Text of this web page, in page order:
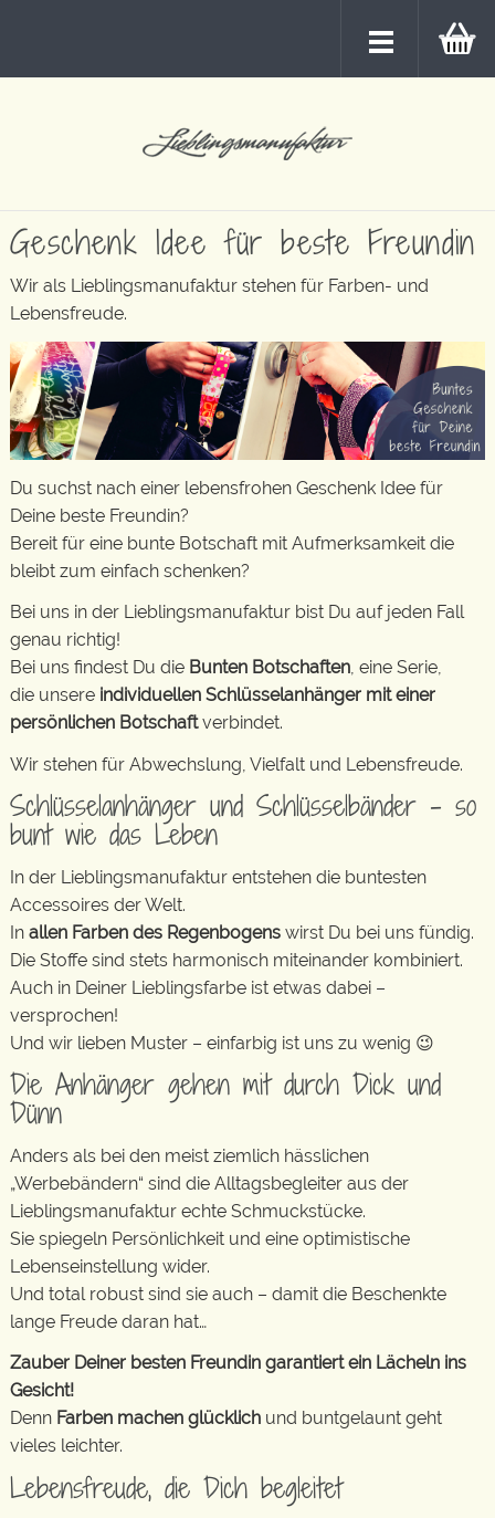
Geschenk Idee für beste Freundin
Wir als Lieblingsmanufaktur stehen für Farben- und
Lebensfreude.
Du suchst nach einer lebensfrohen Geschenk Idee für
Deine beste Freundin?
Bereit für eine bunte Botschaft mit Aufmerksamkeit die
bleibt zum einfach schenken?
Bei uns in der Lieblingsmanufaktur bist Du auf jeden Fall
genau richtig!
Bei uns findest Du die Bunten Botschaften, eine Serie,
die unsere individuellen Schlüsselanhänger mit einer
persönlichen Botschaftverbindet.
Wir stehen für Abwechslung, Vielfalt und Lebensfreude.
Schlüsselanhänger und Schlüsselbänder – so
bunt wie das Leben
In der Lieblingsmanufaktur entstehen die buntesten
Accessoires der Welt.
In allen Farben des Regenbogens wirst Du bei uns fündig.
Die Stoffe sind stets harmonisch miteinander kombiniert.
Auch in Deiner Lieblingsfarbe ist etwas dabei –
versprochen!
Und wir lieben Muster – einfarbig ist uns zu wenig 😉
Die Anhänger gehen mit durch Dick und
Dünn
Anders als bei den meist ziemlich hässlichen
„Werbebändern“ sind die Alltagsbegleiter aus der
Lieblingsmanufaktur echte Schmuckstücke.
Sie spiegeln Persönlichkeit und eine optimistische
Lebenseinstellung wider.
Und total robust sind sie auch – damit die Beschenkte
lange Freude daran hat…
Zauber Deiner besten Freundin garantiert ein Lächeln ins
Gesicht!
Denn Farben machen glücklich und buntgelaunt geht
vieles leichter.
Lebensfreude, die Dich begleitet